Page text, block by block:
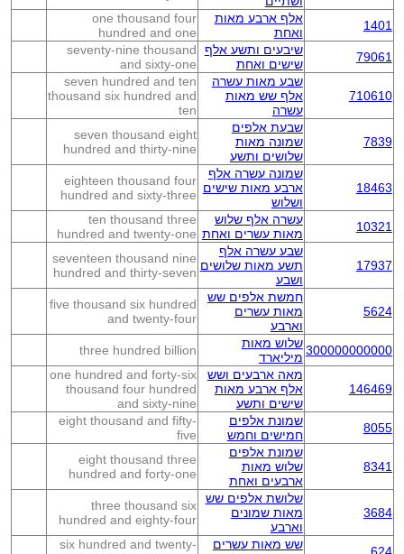
1401
אלף ארבע מאות
ואחת
one thousand four
hundred and one
79061
שיבעים ותשע אלף
שישים ואחת
seventy-nine thousand
and sixty-one
710610
שבע מאות עשרה
אלף שש מאות
עשרה
seven hundred and ten
thousand six hundred and
ten
7839
שבעת אלפים
שמונה מאות
שלושים ותשע
seven thousand eight
hundred and thirty-nine
18463
שמונה עשרה אלף
ארבע מאות שישים
ושלוש
eighteen thousand four
hundred and sixty-three
10321
עשרה אלף שלוש
מאות עשרים ואחת
ten thousand three
hundred and twenty-one
17937
שבע עשרה אלף
תשע מאות שלושים
ושבע
seventeen thousand nine
hundred and thirty-seven
5624
חמשת אלפים שש
מאות עשרים
וארבע
five thousand six hundred
and twenty-four
300000000000 שלוש מאות
מיליארד
three hundred billion
146469
מאה ארבעים ושש
אלף ארבע מאות
שישים ותשע
one hundred and forty-six
thousand four hundred
and sixty-nine
8055
שמונת אלפים
חמישים וחמש
eight thousand and fifty-
five
8341
שמונת אלפים
שלוש מאות
ארבעים ואחת
eight thousand three
hundred and forty-one
3684
שלושת אלפים שש
מאות שמונים
וארבע
three thousand six
hundred and eighty-four
שש מאות עשרים
six hundred and twenty-